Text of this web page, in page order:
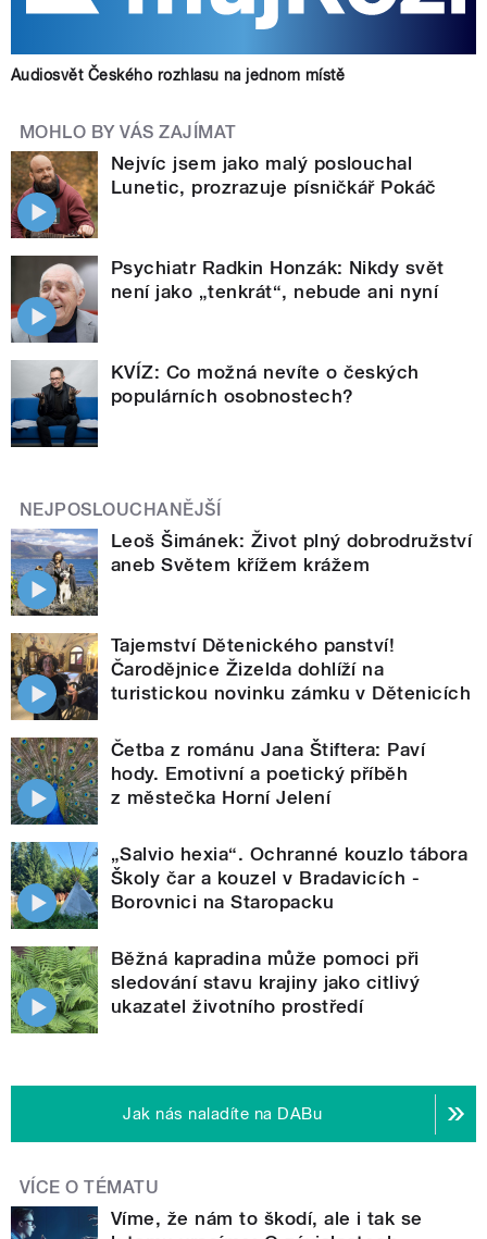
Audiosvět Českého rozhlasu na jednom místě
MOHLO BY VÁS ZAJÍMAT
Nejvíc jsem jako malý poslouchal
Lunetic, prozrazuje písničkář Pokáč
Psychiatr Radkin Honzák: Nikdy svět
není jako „tenkrát“, nebude ani nyní
KVÍZ: Co možná nevíte o českých
populárních osobnostech?
NEJPOSLOUCHANĚJŠÍ
Leoš Šimánek: Život plný dobrodružství
aneb Světem křížem krážem
Tajemství Dětenického panství!
Čarodějnice Žizelda dohlíží na
turistickou novinku zámku v Dětenicích
Četba z románu Jana Štiftera: Paví
hody. Emotivní a poetický příběh
z městečka Horní Jelení
„Salvio hexia“. Ochranné kouzlo tábora
Školy čar a kouzel v Bradavicích -
Borovnici na Staropacku
Běžná kapradina může pomoci při
sledování stavu krajiny jako citlivý
ukazatel životního prostředí
Jak nás naladíte na DABu
VÍCE O TÉMATU
Víme, že nám to škodí, ale i tak se